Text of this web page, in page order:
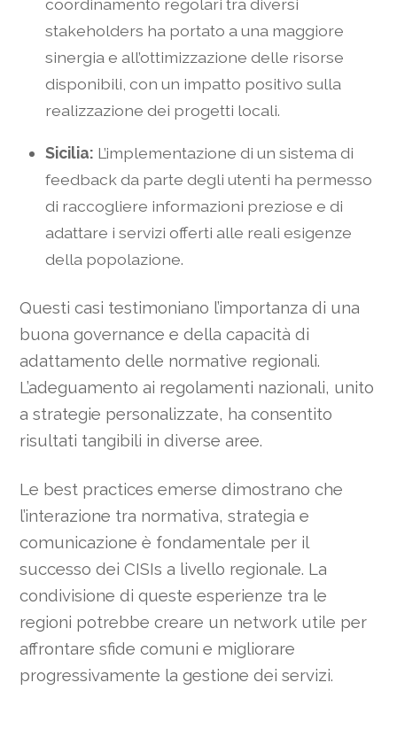
coordinamento regolari tra diversi
stakeholders ha portato a una maggiore
sinergia e all’ottimizzazione delle risorse
disponibili, con un impatto positivo sulla
realizzazione dei progetti locali.
Sicilia: L’implementazione di un sistema di
feedback da parte degli utenti ha permesso
di raccogliere informazioni preziose e di
adattare i servizi offerti alle reali esigenze
della popolazione.
Questi casi testimoniano l’importanza di una
buona governance e della capacità di
adattamento delle normative regionali.
L’adeguamento ai regolamenti nazionali, unito
a strategie personalizzate, ha consentito
risultati tangibili in diverse aree.
Le best practices emerse dimostrano che
l’interazione tra normativa, strategia e
comunicazione è fondamentale per il
successo dei CISIs a livello regionale. La
condivisione di queste esperienze tra le
regioni potrebbe creare un network utile per
affrontare sfide comuni e migliorare
progressivamente la gestione dei servizi.